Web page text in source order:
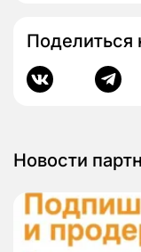
Поделиться
Новости